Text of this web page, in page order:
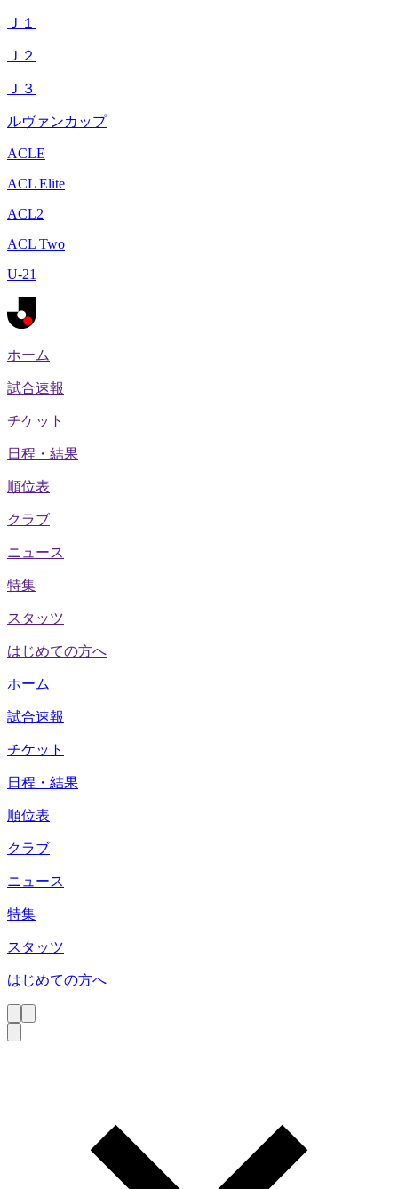
Ｊ１
Ｊ２
Ｊ３
ルヴァンカップ
ACLE
ACL Elite
ACL2
ACL Two
U-21
ホーム
試合速報
チケット
日程・結果
順位表
クラブ
ニュース
特集
スタッツ
はじめての方へ
ホーム
試合速報
チケット
日程・結果
順位表
クラブ
ニュース
特集
スタッツ
はじめての方へ